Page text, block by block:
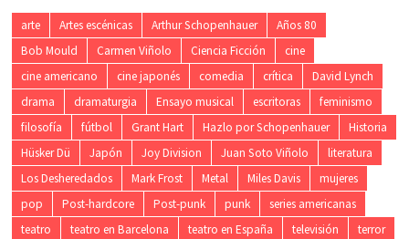
arte Artes escénicas Arthur Schopenhauer
Años 80
Bob Mould
Carmen Viñolo Ciencia Ficción
cine
cine americano
cine japonés comedia crítica
David Lynch
drama
dramaturgia Ensayo musical escritoras
feminismo
filosofía
fútbol Grant Hart Hazlo por Schopenhauer
Historia
Hüsker Dü
Japón Joy Division Juan Soto Viñolo
literatura
Los Desheredados
Mark Frost Metal Miles Davis
mujeres
pop
Post-hardcore Post-punk punk
series americanas
teatro
teatro en Barcelona teatro en España televisión
terror